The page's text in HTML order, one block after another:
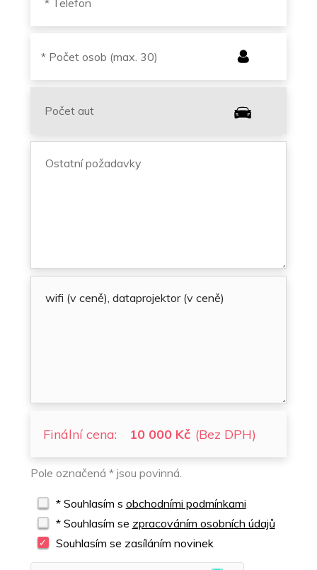
Finální cena: 10 000 Kč (Bez DPH)
Pole označená * jsou povinná.
* Souhlasím s obchodními podmínkami
* Souhlasím se zpracováním osobních údajů
Souhlasím se zasíláním novinek